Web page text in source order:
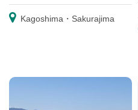
Kagoshima・Sakurajima